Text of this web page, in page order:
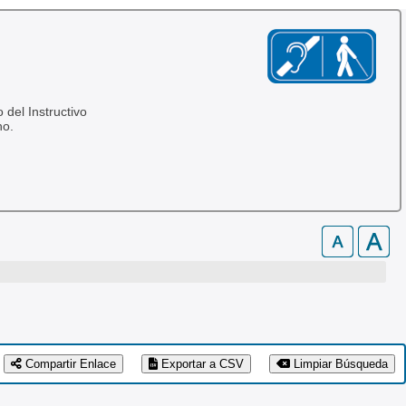
del Instructivo
Limpiar Búsqueda
Exportar a CSV
Compartir Enlace